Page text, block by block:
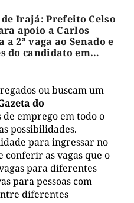
Irajá: Prefeito Celso
apoio a Carlos
a 2ª vaga ao Senado e
do candidato em
ou buscam um
do
emprego em todo o
possibilidades.
para ingressar no
as vagas que o
para diferentes
para pessoas com
diferentes